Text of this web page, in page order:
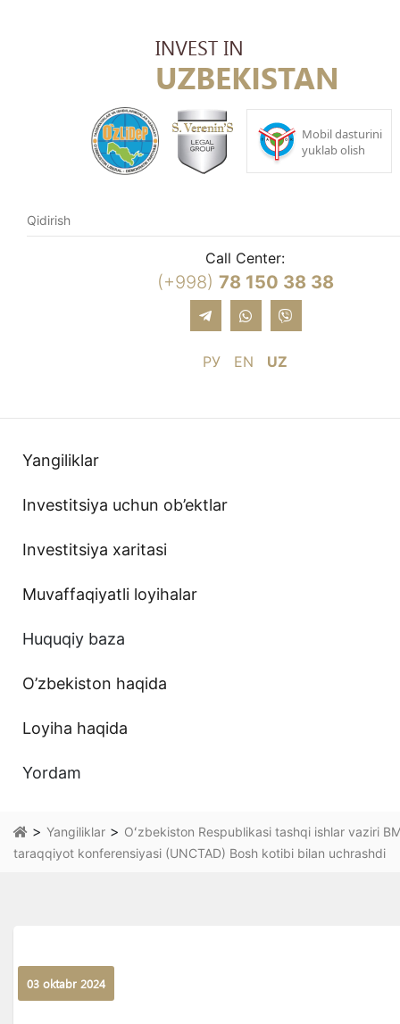
Call Center:
(+998) 78 150 38 38
РУ EN UZ
Yangiliklar
Investitsiya uchun ob’ektlar
Investitsiya xaritasi
Muvaffaqiyatli loyihalar
Huquqiy baza
O’zbekiston haqida
Loyiha haqida
Yordam
> Yangiliklar > Oʻzbekiston Respublikasi tashqi ishlar vaziri
taraqqiyot konferensiyasi (UNCTAD) Bosh kotibi bilan uchrashdi
03 oktabr 2024